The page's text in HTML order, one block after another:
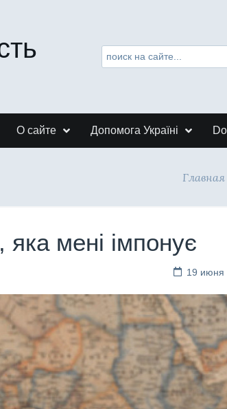
О сайте Допомога Україні
Главная
мені імпонує
19 июня